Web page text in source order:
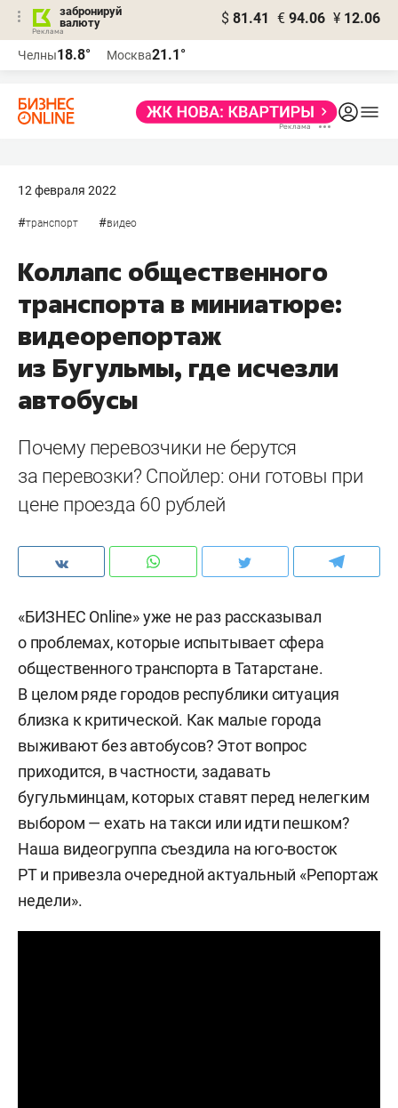
забронируй
валюту
$ 81.41 € 94.06 ¥ 12.06
Челны18.8° Москва21.1°
12 февраля 2022
#транспорт #видео
Коллапс общественного
транспорта в миниатюре:
видеорепортаж
из Бугульмы, где исчезли
автобусы
Почему перевозчики не берутся
за перевозки? Спойлер: они готовы при
цене проезда 60 рублей
«БИЗНЕС Online» уже не раз рассказывал
о проблемах, которые испытывает сфера
общественного транспорта в Татарстане.
В целом ряде городов республики ситуация
близка к критической. Как малые города
выживают без автобусов? Этот вопрос
приходится, в частности, задавать
бугульминцам, которых ставят перед нелегким
выбором — ехать на такси или идти пешком?
Наша видеогруппа съездила на юго-восток
РТ и привезла очередной актуальный «Репортаж
недели».